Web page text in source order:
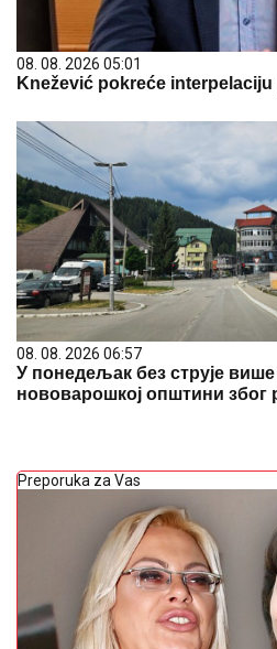
08. 08. 2026 05:01
Knežević pokreće
08. 08. 2026 06:57
У понедељак без струје
нововарошкој општини због
Preporuka za Vas